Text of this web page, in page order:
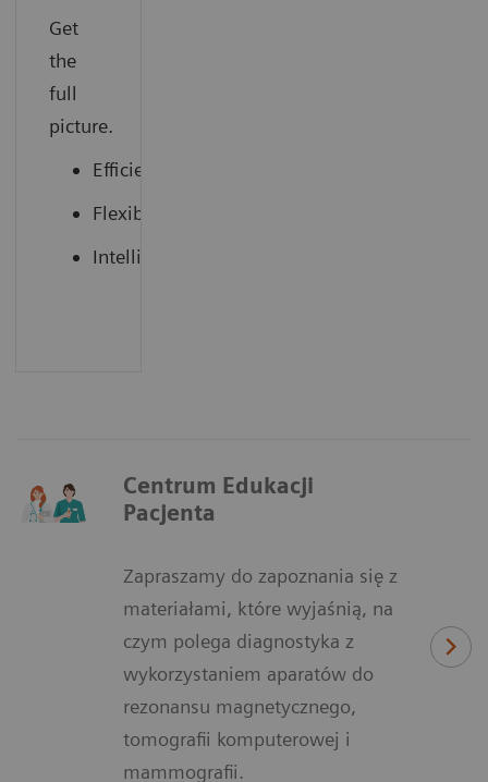
Get
the
full
picture.
Efficient
Flexible
Intelligent
Centrum Edukacji
Pacjenta
Zapraszamy do zapoznania się z
materiałami, które wyjaśnią, na
czym polega diagnostyka z
wykorzystaniem aparatów do
rezonansu magnetycznego,
tomografii komputerowej i
mammografii.